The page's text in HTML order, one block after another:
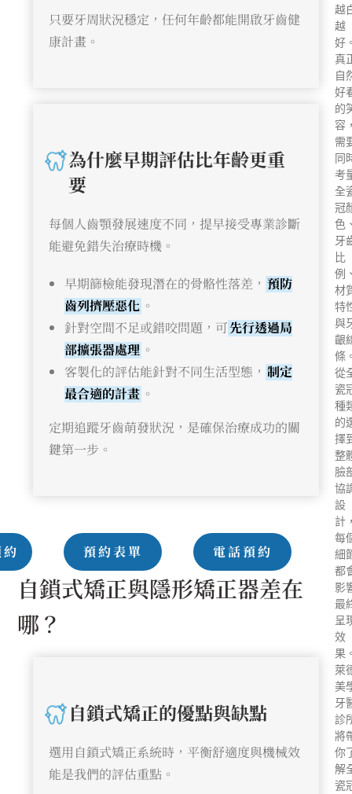
只要牙周狀況穩定，任何年齡都能開啟牙齒健
康計畫。
為什麼早期評估比年齡更重
要
每個人齒顎發展速度不同，提早接受專業診斷
能避免錯失治療時機。
早期篩檢能發現潛在的骨骼性落差， 預防
齒列擠壓惡化 。
針對空間不足或錯咬問題，可先行透過局
部擴張器處理 。
客製化的評估能針對不同生活型態， 制定
最合適的計畫 。
定期追蹤牙齒萌發狀況，是確保治療成功的關
鍵第一步。
預約表單 電話預約
自鎖式矯正與隱形矯正器差在
哪？
自鎖式矯正的優點與缺點
選用自鎖式矯正系統時，平衡舒適度與機械效
能是我們的評估重點。
越
越
好
真
自
好
的
容
需
同
考
全
冠
色
牙
比
例
材
特
與
齦
條
從
瓷
種
的
擇
整
臉
協
設
計
每
細
都
影
最
呈
效
果
萊
美
牙
診
將
你
解
瓷